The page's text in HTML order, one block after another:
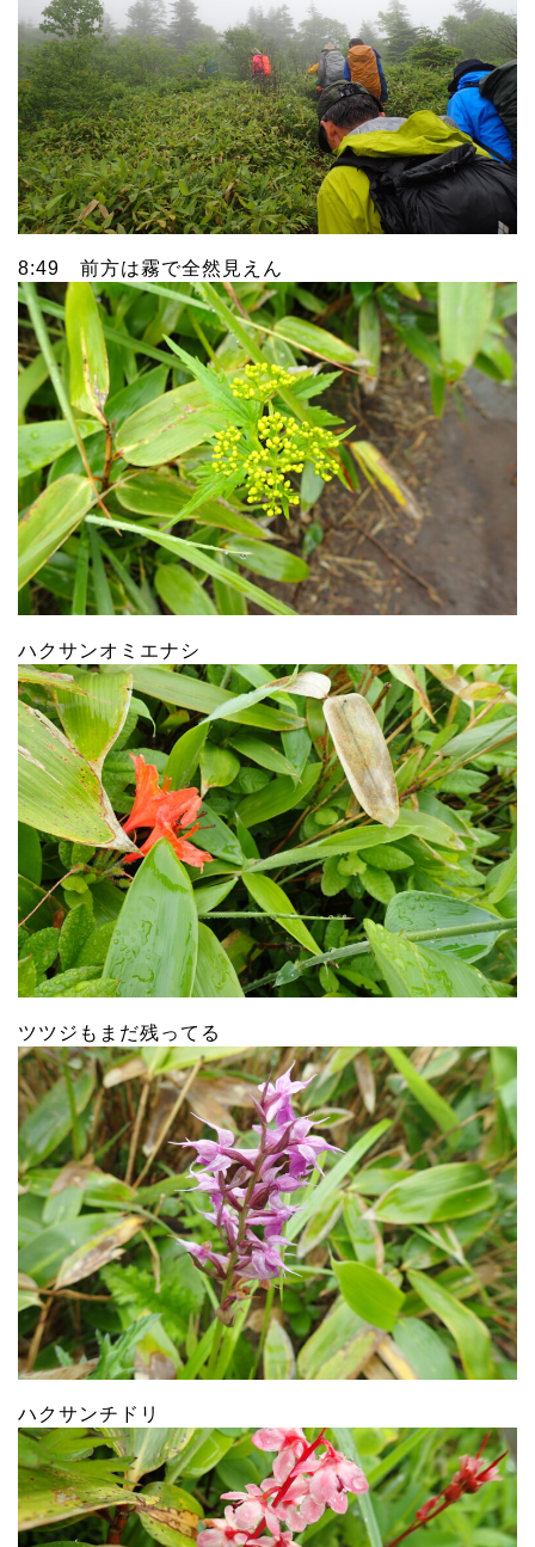
8:49 前方は霧で全然見えん
ハクサンオミエナシ
ツツジもまだ残ってる
ハクサンチドリ